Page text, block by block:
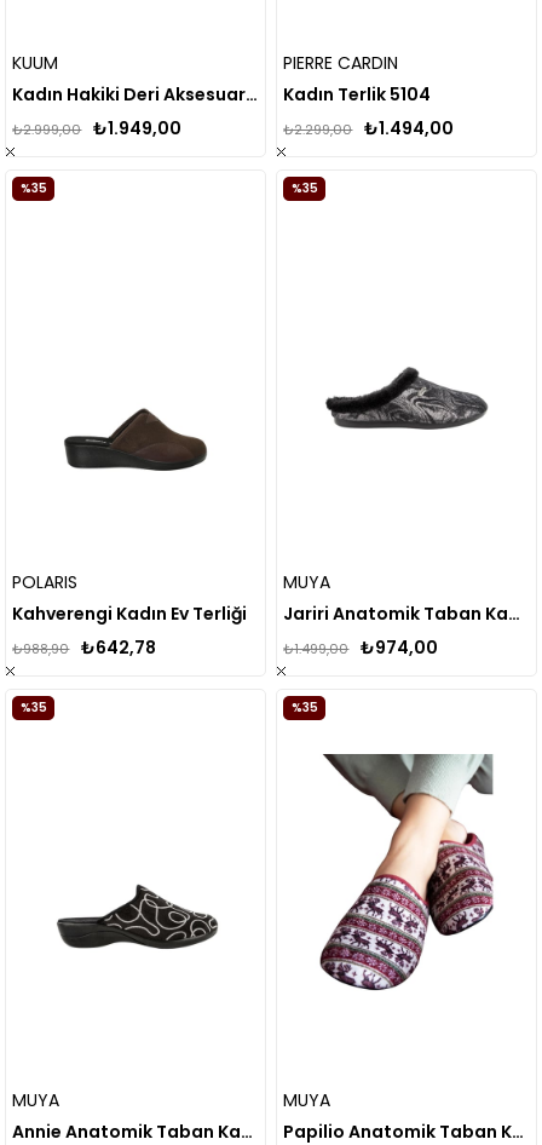
KUUM
Kadın Hakiki Deri Aksesuarlı Yumuşak Tabanlı Sandalet
₺1.949,00
₺2.999,00
PIERRE CARDIN
Kadın Terlik 5104
₺1.494,00
₺2.299,00
POLARIS
Kahverengi Kadın Ev Terliği
₺642,78
₺988,90
%35
MUYA
Jariri Anatomik Taban Kadın Ev Terliği 35909
₺974,00
₺1.499,00
%35
MUYA
Annie Anatomik Taban Kadın Ev Terliği
%35
MUYA
Papilio Anatomik Taban Kadın Ev Terliği
%35